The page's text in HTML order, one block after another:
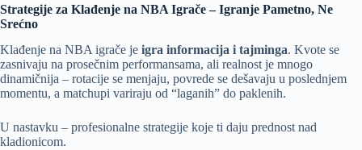
Strategije za Klađenje na NBA Igrače – Igranje Pametno, Ne
Srećno
Klađenje na NBA igrače je igra informacija i tajminga. Kvote se
zasnivaju na prosečnim performansama, ali realnost je mnogo
dinamičnija – rotacije se menjaju, povrede se dešavaju u poslednjem
momentu, a matchupi variraju od “laganih” do paklenih.
U nastavku – profesionalne strategije koje ti daju prednost nad
kladionicom.